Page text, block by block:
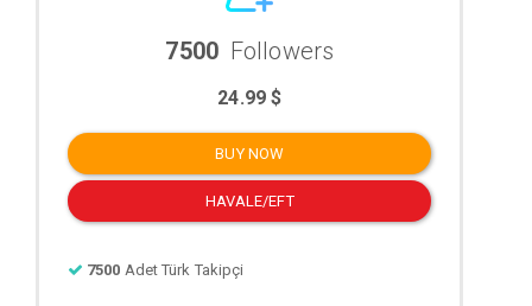
7500 Followers
24.99 $
BUY NOW
HAVALE/EFT
7500 Adet Türk Takipçi